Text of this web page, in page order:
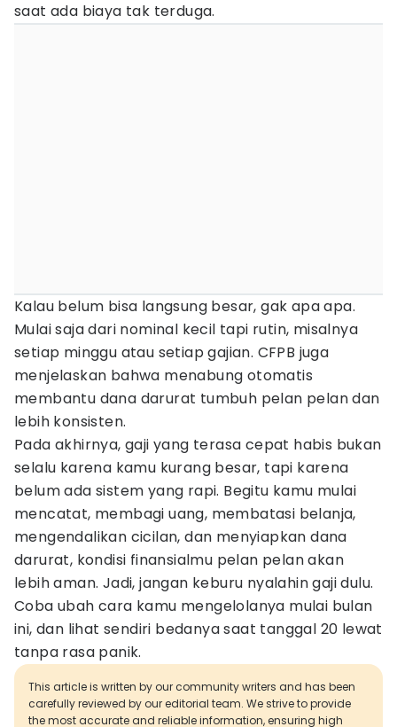
saat ada biaya tak terduga.
Kalau belum bisa langsung besar, gak apa apa.
Mulai saja dari nominal kecil tapi rutin, misalnya
setiap minggu atau setiap gajian. CFPB juga
menjelaskan bahwa menabung otomatis
membantu dana darurat tumbuh pelan pelan dan
lebih konsisten.
Pada akhirnya, gaji yang terasa cepat habis bukan
selalu karena kamu kurang besar, tapi karena
belum ada sistem yang rapi. Begitu kamu mulai
mencatat, membagi uang, membatasi belanja,
mengendalikan cicilan, dan menyiapkan dana
darurat, kondisi finansialmu pelan pelan akan
lebih aman. Jadi, jangan keburu nyalahin gaji dulu.
Coba ubah cara kamu mengelolanya mulai bulan
ini, dan lihat sendiri bedanya saat tanggal 20 lewat
tanpa rasa panik.
This article is written by our community writers and has been
carefully reviewed by our editorial team. We strive to provide
the most accurate and reliable information, ensuring high